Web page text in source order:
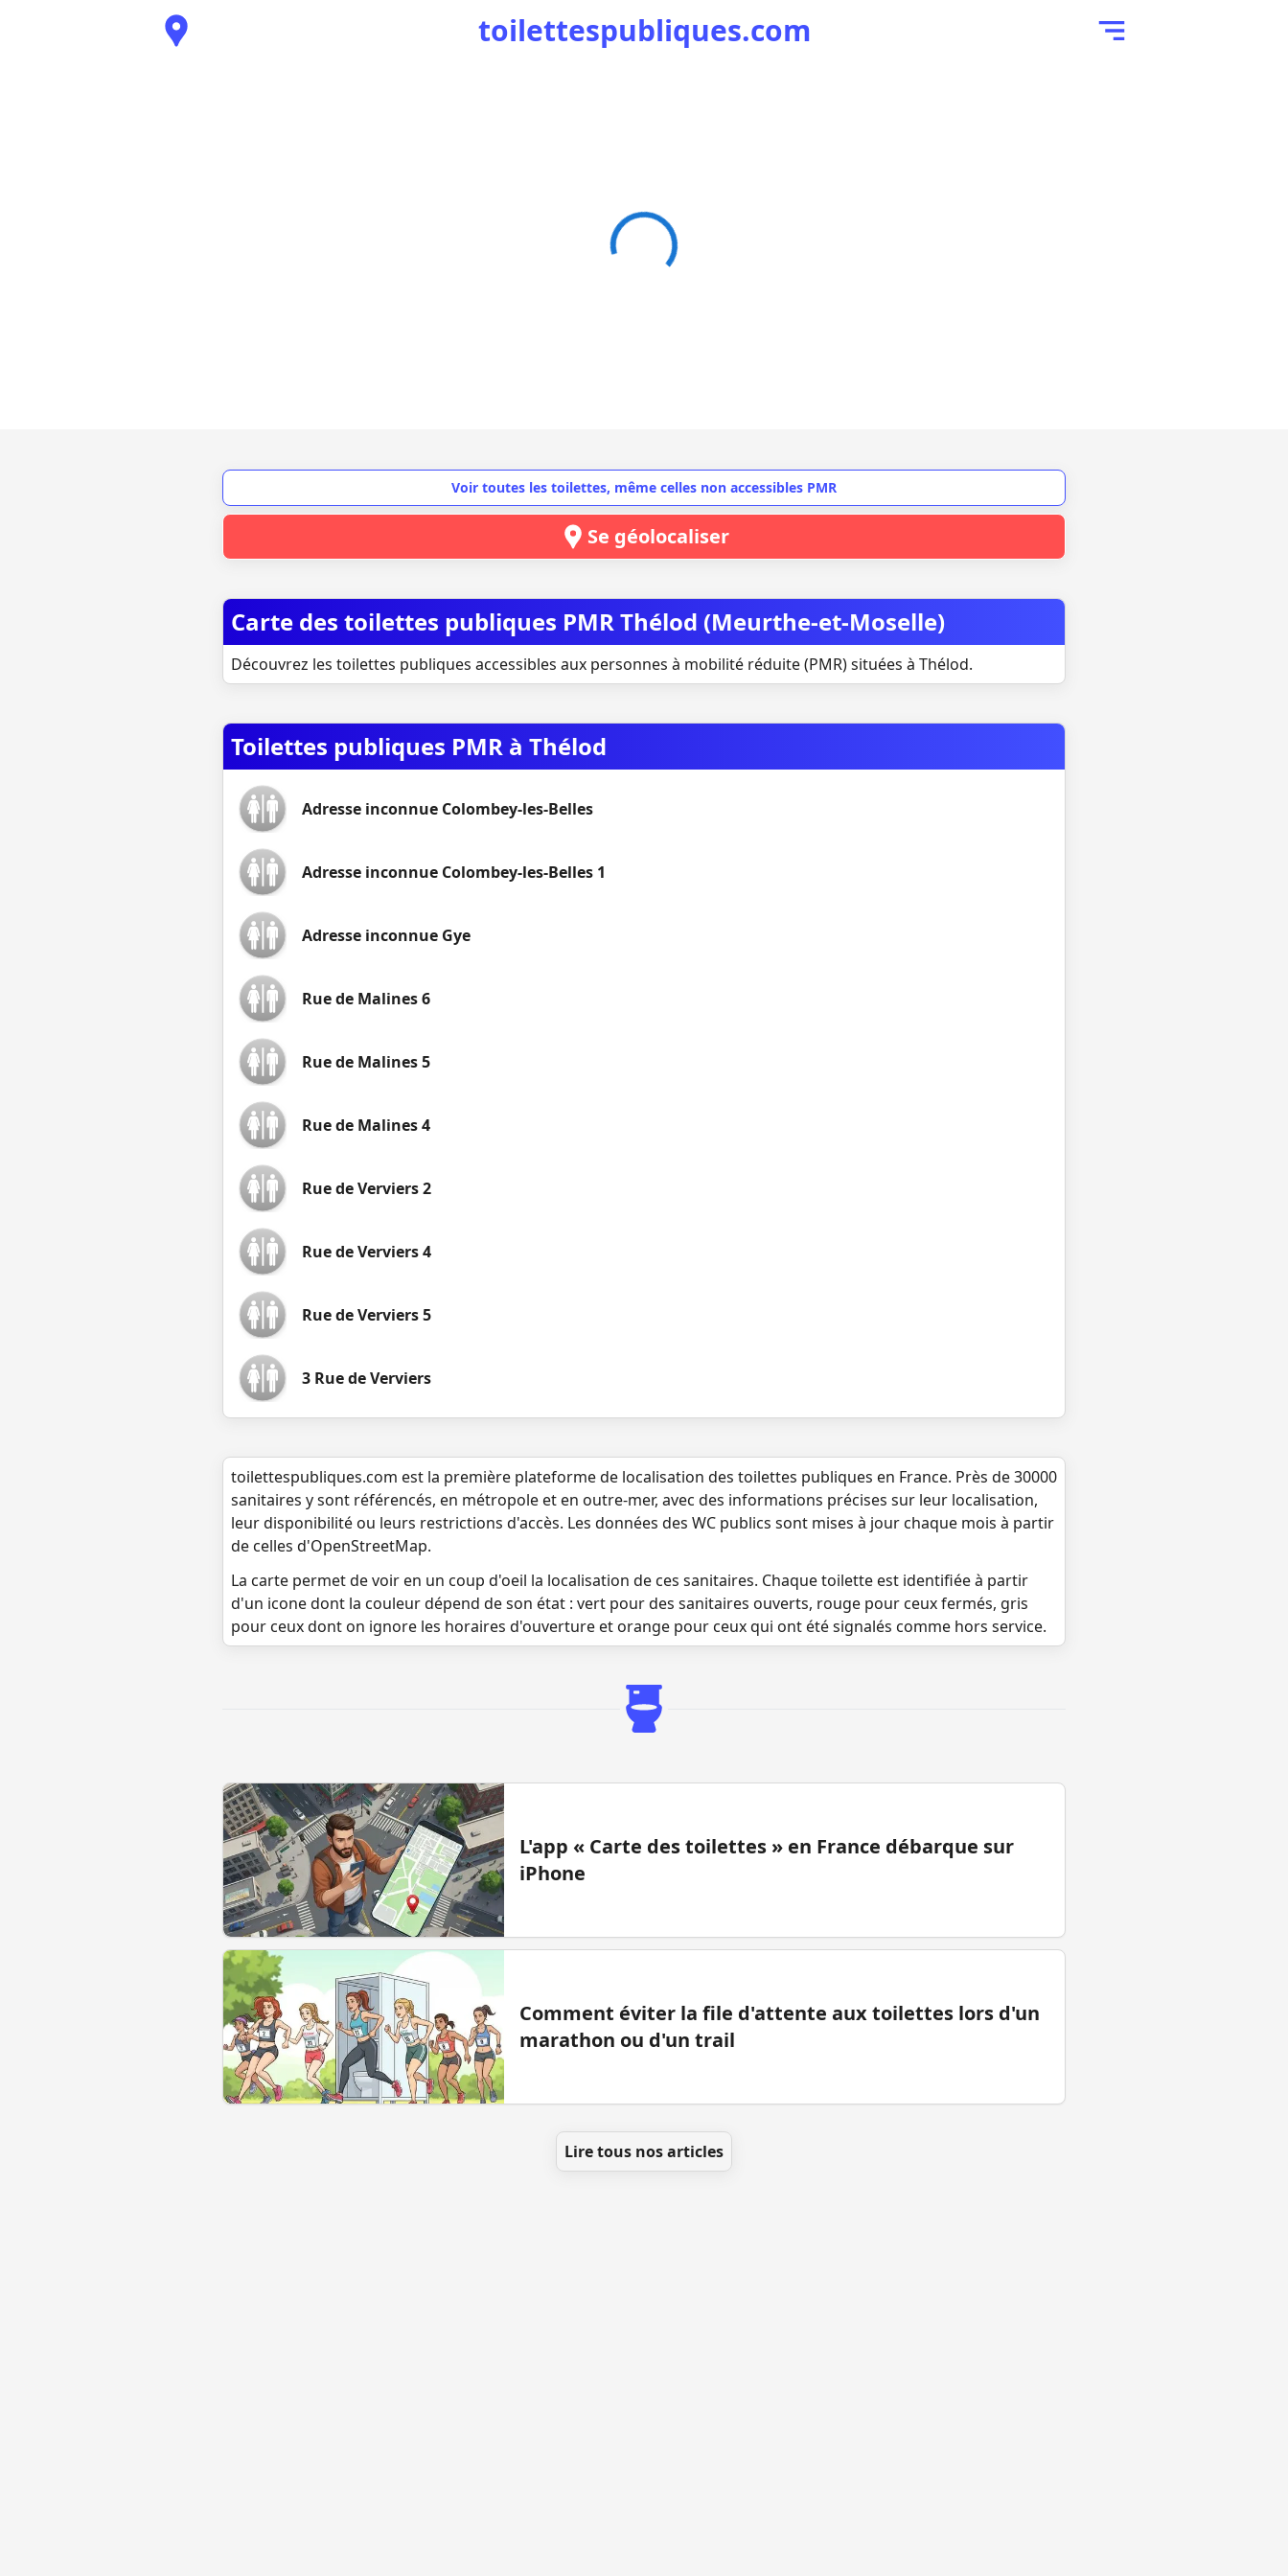
toilettespubliques.com
Voir toutes les toilettes, même celles non accessibles PMR
Se géolocaliser
Carte des toilettes publiques PMR Thélod (Meurthe-et-Moselle)
Découvrez les toilettes publiques accessibles aux personnes à mobilité réduite (PMR) situées à Thélod.
Toilettes publiques PMR à Thélod
Adresse inconnue Colombey-les-Belles
Adresse inconnue Colombey-les-Belles 1
Adresse inconnue Gye
Rue de Malines 6
Rue de Malines 5
Rue de Malines 4
Rue de Verviers 2
Rue de Verviers 4
Rue de Verviers 5
3 Rue de Verviers
toilettespubliques.com est la première plateforme de localisation des toilettes publiques en France. Près de 30000
sanitaires y sont référencés, en métropole et en outre-mer, avec des informations précises sur leur localisation,
leur disponibilité ou leurs restrictions d'accès. Les données des WC publics sont mises à jour chaque mois à partir
de celles d'OpenStreetMap.
La carte permet de voir en un coup d'oeil la localisation de ces sanitaires. Chaque toilette est identifiée à partir
d'un icone dont la couleur dépend de son état : vert pour des sanitaires ouverts, rouge pour ceux fermés, gris
pour ceux dont on ignore les horaires d'ouverture et orange pour ceux qui ont été signalés comme hors service.
L'app « Carte des toilettes » en France débarque sur
iPhone
Comment éviter la file d'attente aux toilettes lors d'un
marathon ou d'un trail
Lire tous nos articles